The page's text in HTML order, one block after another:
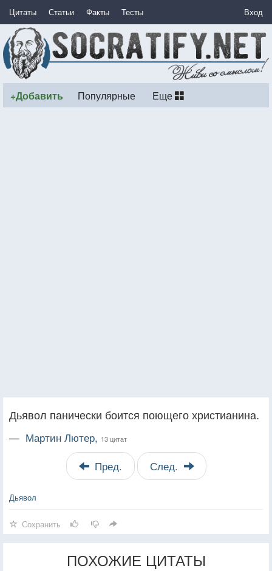
Цитаты Статьи Факты Тесты Вход
+Добавить Популярные Еще
Дьявол панически боится поющего христианина.
— Мартин Лютер, 13 цитат
Пред. След.
Дьявол
Сохранить
ПОХОЖИЕ ЦИТАТЫ